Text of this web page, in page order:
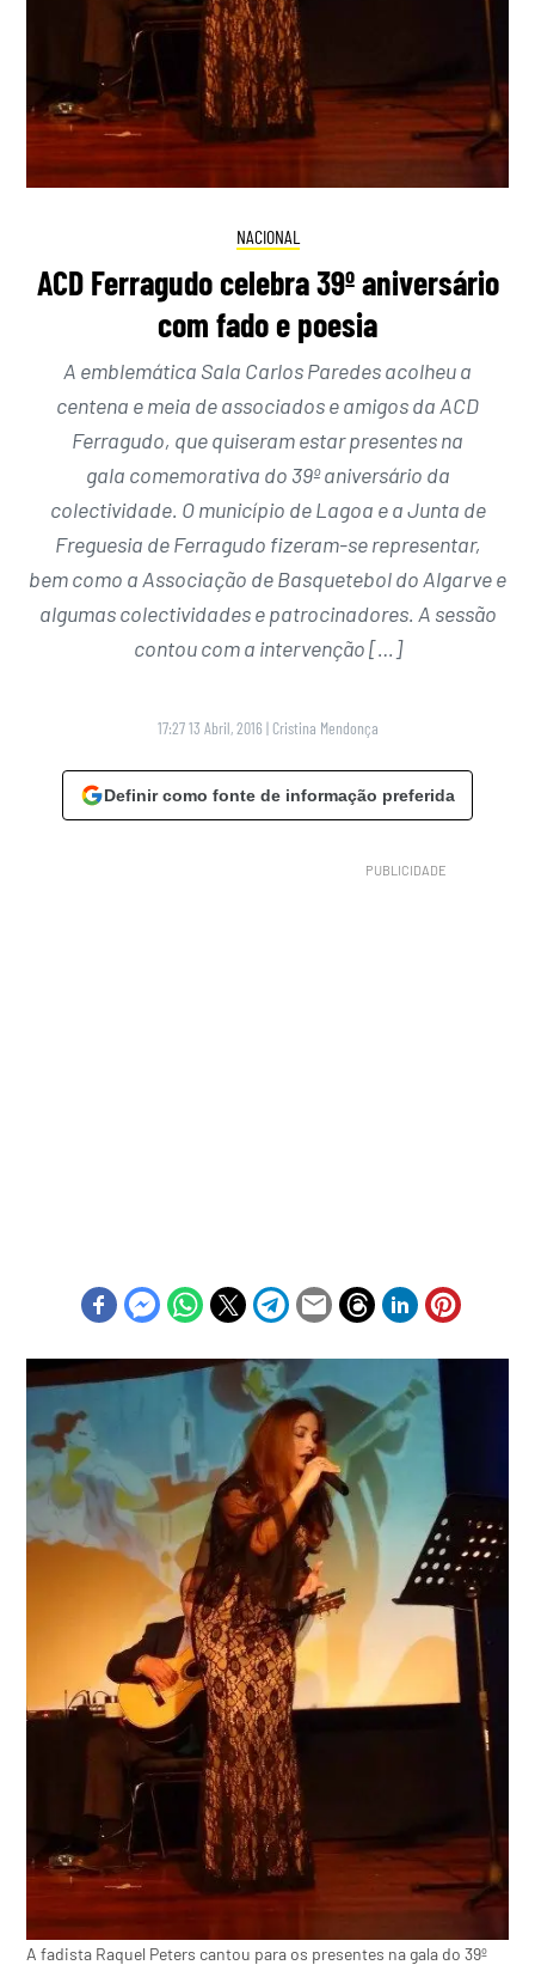
NACIONAL
ACD Ferragudo celebra 39º aniversário
com fado e poesia
A emblemática Sala Carlos Paredes acolheu a
centena e meia de associados e amigos da ACD
Ferragudo, que quiseram estar presentes na
gala comemorativa do 39º aniversário da
colectividade. O município de Lagoa e a Junta de
Freguesia de Ferragudo fizeram-se representar,
bem como a Associação de Basquetebol do Algarve e
algumas colectividades e patrocinadores. A sessão
contou com a intervenção […]
17:27 13 Abril, 2016 | Cristina Mendonça
Definir como fonte de informação preferida
A fadista Raquel Peters cantou para os presentes na gala do 39º